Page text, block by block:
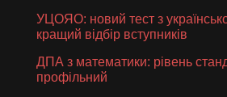
УЦОЯО: новий тест з
кращий відбір вступників
ДПА з математики: рівень
профільний